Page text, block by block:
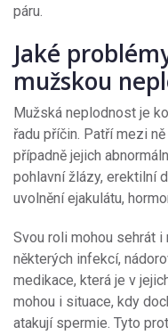
páru.
Jaké
mužskou
Mužská neplodnost je
řadu příčin. Patří mezi
případně jejich
pohlavní žlázy, erektilní
uvolnění ejakulátu,
Svou roli mohou sehrát
některých infekcí,
medikace, která je v
mohou i situace, kdy
atakují spermie. Tyto